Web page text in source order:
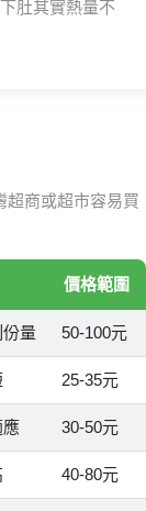
肚其實熱量不
超商或超市容易買
價格範圍
量 50-100元
25-35元
應 30-50元
40-80元